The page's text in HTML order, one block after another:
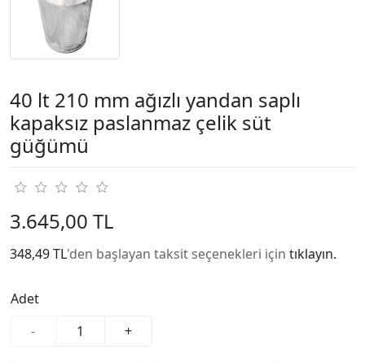
40 lt 210 mm ağızlı yandan saplı
kapaksız paslanmaz çelik süt
güğümü
3.645,00 TL
348,49 TL'den başlayan taksit seçenekleri için tıklayın.
Adet
-
+